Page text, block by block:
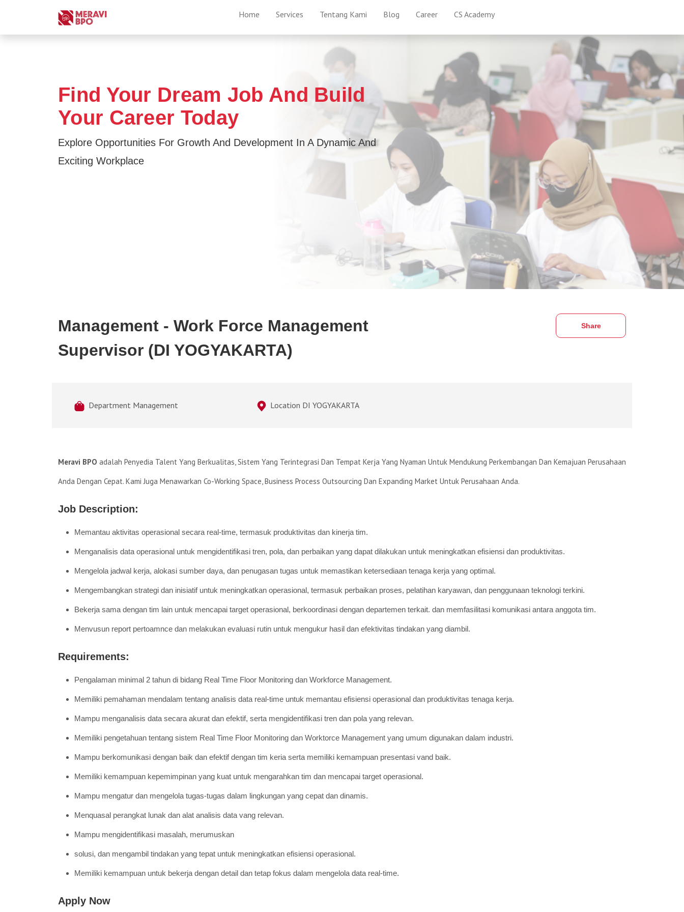
Home Services Tentang Kami Blog Career CS Academy
Find Your Dream Job And Build
Your Career Today
Explore Opportunities For Growth And Development In A Dynamic And
Exciting Workplace
Management - Work Force Management
Supervisor (DI YOGYAKARTA)
Share
Department Management Location DI YOGYAKARTA
Meravi BPO adalah Penyedia Talent Yang Berkualitas, Sistem Yang Terintegrasi Dan Tempat Kerja Yang Nyaman Untuk Mendukung Perkembangan Dan Kemajuan Perusahaan
Anda Dengan Cepat. Kami Juga Menawarkan Co-Working Space, Business Process Outsourcing Dan Expanding Market Untuk Perusahaan Anda.
Job Description:
Memantau aktivitas operasional secara real-time, termasuk produktivitas dan kinerja tim.
Menganalisis data operasional untuk mengidentifikasi tren, pola, dan perbaikan yang dapat dilakukan untuk meningkatkan efisiensi dan produktivitas.
Mengelola jadwal kerja, alokasi sumber daya, dan penugasan tugas untuk memastikan ketersediaan tenaga kerja yang optimal.
Mengembangkan strategi dan inisiatif untuk meningkatkan operasional, termasuk perbaikan proses, pelatihan karyawan, dan penggunaan teknologi terkini.
Bekerja sama dengan tim lain untuk mencapai target operasional, berkoordinasi dengan departemen terkait. dan memfasilitasi komunikasi antara anggota tim.
Menvusun report pertoamnce dan melakukan evaluasi rutin untuk mengukur hasil dan efektivitas tindakan yang diambil.
Requirements:
Pengalaman minimal 2 tahun di bidang Real Time Floor Monitoring dan Workforce Management.
Memiliki pemahaman mendalam tentang analisis data real-time untuk memantau efisiensi operasional dan produktivitas tenaga kerja.
Mampu menganalisis data secara akurat dan efektif, serta mengidentifikasi tren dan pola yang relevan.
Memiliki pengetahuan tentang sistem Real Time Floor Monitoring dan Worktorce Management yang umum digunakan dalam industri.
Mampu berkomunikasi dengan baik dan efektif dengan tim keria serta memiliki kemampuan presentasi vand baik.
Memiliki kemampuan kepemimpinan yang kuat untuk mengarahkan tim dan mencapai target operasional.
Mampu mengatur dan mengelola tugas-tugas dalam lingkungan yang cepat dan dinamis.
Menquasal perangkat lunak dan alat analisis data vang relevan.
Mampu mengidentifikasi masalah, merumuskan
solusi, dan mengambil tindakan yang tepat untuk meningkatkan efisiensi operasional.
Memiliki kemampuan untuk bekerja dengan detail dan tetap fokus dalam mengelola data real-time.
Apply Now